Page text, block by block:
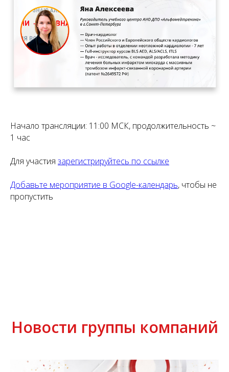
Начало трансляции: 11:00 МСК, продолжительность ~
1 час
Для участия зарегистрируйтесь по ссылке
Добавьте мероприятие в Google-календарь, чтобы не
пропустить
Новости группы компаний